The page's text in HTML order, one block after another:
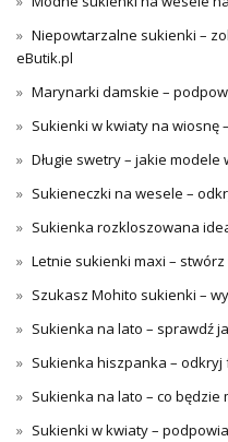
Niepowtarzalne sukienki –
eButik.pl
Marynarki damskie –
Sukienki w kwiaty na
Długie swetry – jakie modele
Sukieneczki na wesele –
Sukienka rozkloszowana
Letnie sukienki maxi –
Szukasz Mohito sukienki –
Sukienka na lato – sprawdź
Sukienka hiszpanka –
Sukienka na lato – co będzie
Sukienki w kwiaty –